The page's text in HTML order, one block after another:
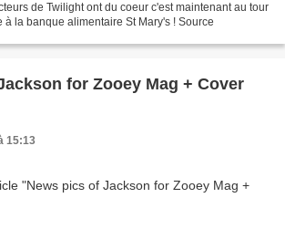
de Twilight ont du coeur c'est maintenant au tour
à la banque alimentaire St Mary's ! Source
for Zooey Mag + Cover
15:13